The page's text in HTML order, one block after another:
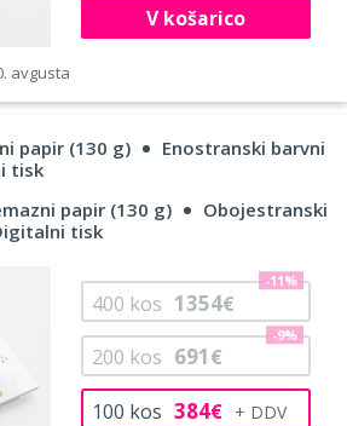
V košarico
avgusta
papir (130 g)
Enostranski barvni
tisk
papir (130 g)
Obojestranski
tisk
100 kos 384€
200 kos 691€
-9%
400 kos 1354€
-11%